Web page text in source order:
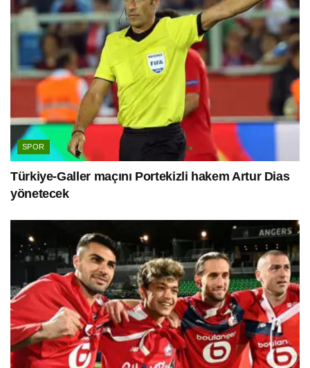
SPOR
Türkiye-Galler maçını Portekizli hakem Artur Dias
yönetecek